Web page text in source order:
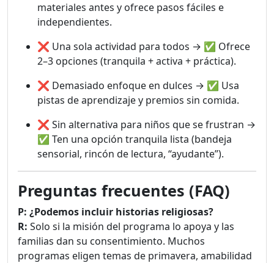
materiales antes y ofrece pasos fáciles e
independientes.
❌ Una sola actividad para todos → ✅ Ofrece
2–3 opciones (tranquila + activa + práctica).
❌ Demasiado enfoque en dulces → ✅ Usa
pistas de aprendizaje y premios sin comida.
❌ Sin alternativa para niños que se frustran →
✅ Ten una opción tranquila lista (bandeja
sensorial, rincón de lectura, “ayudante”).
Preguntas frecuentes (FAQ)
P: ¿Podemos incluir historias religiosas?
R: Solo si la misión del programa lo apoya y las
familias dan su consentimiento. Muchos
programas eligen temas de primavera, amabilidad